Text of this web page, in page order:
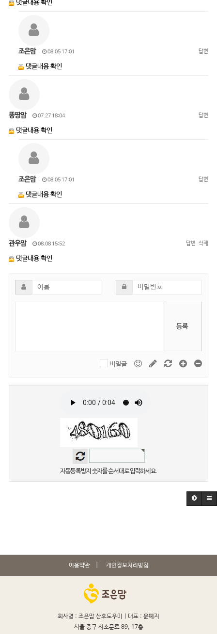
댓글내용 확인
조은맘 08.05 17:01 답변
댓글내용 확인
뚱땅맘 07.27 18:04 답변
댓글내용 확인
조은맘 08.05 17:01 답변
댓글내용 확인
관우맘 08.08 15:52 답변 삭제
댓글내용 확인
등록
비밀글
자동등록방지 숫자를 순서대로 입력하세요.
이용약관 개인정보처리방침
회사명 : 조은맘 산후도우미 | 대표 : 윤예지
서울 중구 서소문로 89, 17층